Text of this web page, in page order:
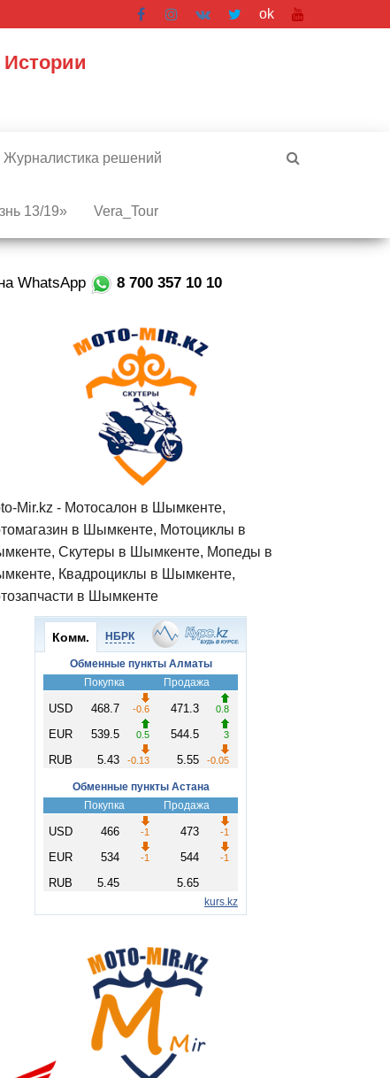
ok
Журналистика решений
13/19» Vera_Tour
WhatsApp 8 700 357 10 10
Mir.kz - Мотосалон в Шымкенте,
в Шымкенте, Мотоциклы в
Скутеры в Шымкенте, Мопеды в
Квадроциклы в Шымкенте,
в Шымкенте